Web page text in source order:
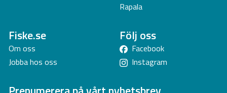
Rapala
Fiske.se
Om oss
Jobba hos oss
Följ oss
Facebook
Instagram